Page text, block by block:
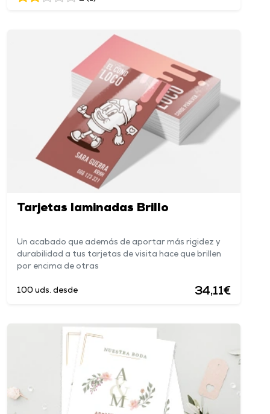
Tarjetas laminadas Brillo
Un acabado que además de aportar más rigidez y
durabilidad a tus tarjetas de visita hace que brillen
por encima de otras
100 uds. desde 34,11€